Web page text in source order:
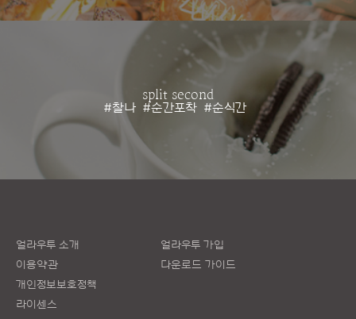
split second
#찰나 #순간포착 #순식간
얼라우투 소개
이용약관
개인정보보호정책
라이센스
얼라우투 가입
다운로드 가이드